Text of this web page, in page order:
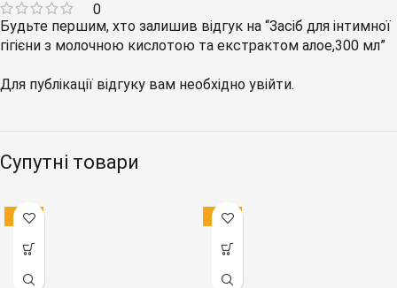
0
Будьте першим, хто залишив відгук на “Засіб для інтимної
гігієни з молочною кислотою та екстрактом алое,300 мл”
Для публікації відгуку вам необхідно увійти.
Супутні товари
-15% -18%